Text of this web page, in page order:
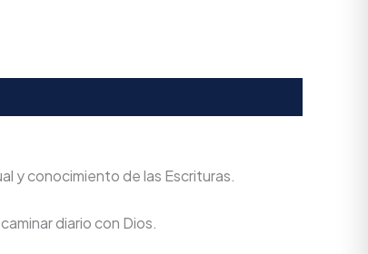
y conocimiento de las Escrituras.
diario con Dios.